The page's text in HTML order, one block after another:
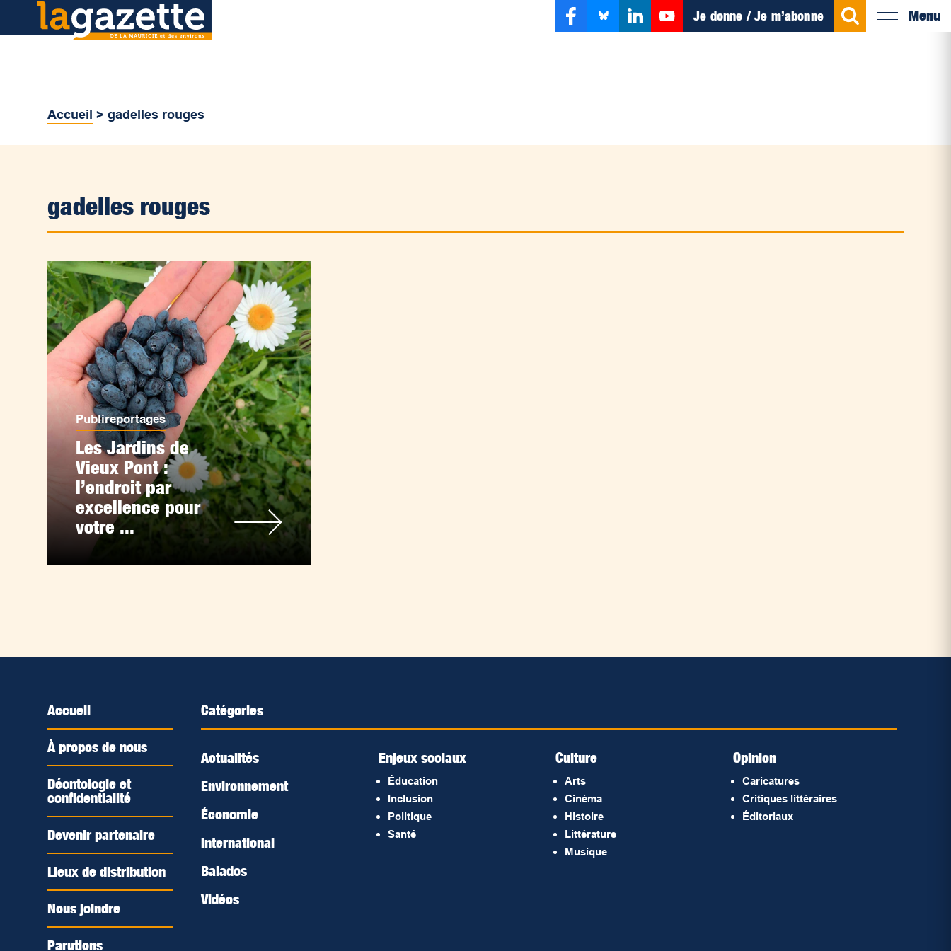
Je donne / Je m’abonne Menu
Accueil >gadelles rouges
gadelles rouges
Publireportages
Les Jardins de
Vieux Pont :
l’endroit par
excellence pour
votre ...
Accueil
À propos de nous
Déontologie et
confidentialité
Devenir partenaire
Lieux de distribution
Nous joindre
Parutions
Catégories
Actualités
Environnement
Économie
International
Balados
Vidéos
Enjeux sociaux
Éducation
Inclusion
Politique
Santé
Culture
Arts
Cinéma
Histoire
Littérature
Musique
Opinion
Caricatures
Critiques littéraires
Éditoriaux